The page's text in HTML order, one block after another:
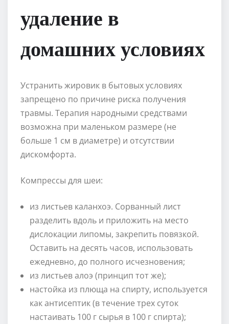
удаление в
домашних условиях
Устранить жировик в бытовых условиях
запрещено по причине риска получения
травмы. Терапия народными средствами
возможна при маленьком размере (не
больше 1 см в диаметре) и отсутствии
дискомфорта.
Компрессы для шеи:
из листьев каланхоэ. Сорванный лист
разделить вдоль и приложить на место
дислокации липомы, закрепить повязкой.
Оставить на десять часов, использовать
ежедневно, до полного исчезновения;
из листьев алоэ (принцип тот же);
настойка из плюща на спирту, используется
как антисептик (в течение трех суток
настаивать 100 г сырья в 100 г спирта);